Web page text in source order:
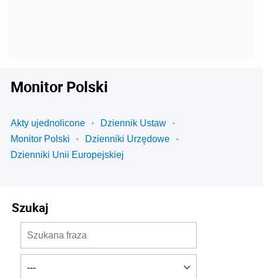
Monitor Polski
Akty ujednolicone
Dziennik Ustaw
Monitor Polski
Dzienniki Urzędowe
Dzienniki Unii Europejskiej
Szukaj